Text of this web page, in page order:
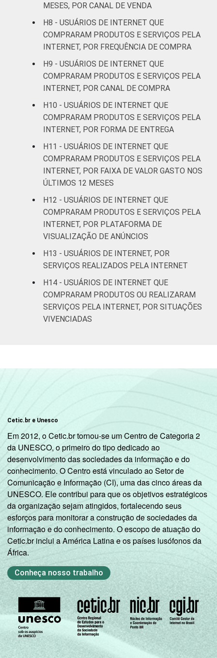
Mais de 5
SM até 10
27 73 0
Mais de 10
SM
27 73 0
Não tem
renda
10 90
Não
respondeu
16 83 0
Classe
social
A 30 70
B 24 76
DE 11 89
Condição
de
atividade
PEA 24 76 0
Não PEA
MESES, POR CANAL DE VENDA
H8 - USUÁRIOS DE INTERNET QUE
COMPRARAM PRODUTOS E SERVIÇOS PELA
INTERNET, POR FREQUÊNCIA DE COMPRA
H9 - USUÁRIOS DE INTERNET QUE
COMPRARAM PRODUTOS E SERVIÇOS PELA
INTERNET, POR CANAL DE COMPRA
H10 - USUÁRIOS DE INTERNET QUE
COMPRARAM PRODUTOS E SERVIÇOS PELA
INTERNET, POR FORMA DE ENTREGA
H11 - USUÁRIOS DE INTERNET QUE
COMPRARAM PRODUTOS E SERVIÇOS PELA
INTERNET, POR FAIXA DE VALOR GASTO NOS
ÚLTIMOS 12 MESES
H12 - USUÁRIOS DE INTERNET QUE
COMPRARAM PRODUTOS E SERVIÇOS PELA
INTERNET, POR PLATAFORMA DE
VISUALIZAÇÃO DE ANÚNCIOS
H13 - USUÁRIOS DE INTERNET, POR
SERVIÇOS REALIZADOS PELA INTERNET
H14 - USUÁRIOS DE INTERNET QUE
COMPRARAM PRODUTOS OU REALIZARAM
SERVIÇOS PELA INTERNET, POR SITUAÇÕES
VIVENCIADAS
Cetic.br e Unesco
Em 2012, o Cetic.br tornou-se um Centro de Categoria 2
da UNESCO, o primeiro do tipo dedicado ao
desenvolvimento das sociedades da informação e do
conhecimento. O Centro está vinculado ao Setor de
Comunicação e Informação (CI), uma das cinco áreas da
UNESCO. Ele contribui para que os objetivos estratégicos
da organização sejam atingidos, fortalecendo seus
esforços para monitorar a construção de sociedades da
informação e do conhecimento. O escopo de atuação do
Cetic.br inclui a América Latina e os países lusófonos da
África.
Conheça nosso trabalho